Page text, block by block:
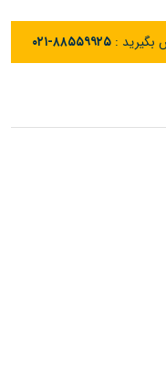
بگیرید :۰۲۱-۸۸۵۵۹۹۲۵